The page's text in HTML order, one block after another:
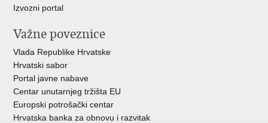
Izvozni portal
Važne poveznice
Vlada Republike Hrvatske
Hrvatski sabor
Portal javne nabave
Centar unutarnjeg tržišta EU
Europski potrošački centar
Hrvatska banka za obnovu i razvitak